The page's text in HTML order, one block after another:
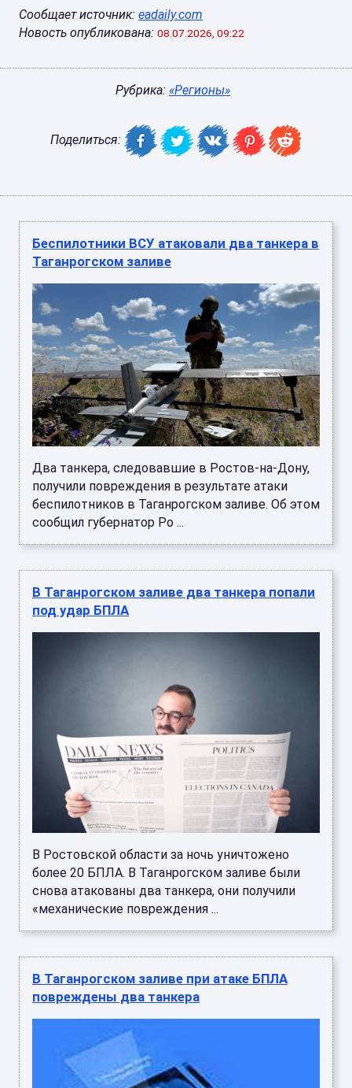
Сообщает источник: eadaily.com
Новость опубликована: 08.07.2026, 09:22
Рубрика: «Регионы»
Поделиться:
Беспилотники ВСУ атаковали два танкера в
Таганрогском заливе
Два танкера, следовавшие в Ростов-на-Дону,
получили повреждения в результате атаки
беспилотников в Таганрогском заливе. Об этом
сообщил губернатор Ро ...
В Таганрогском заливе два танкера попали
под удар БПЛА
В Ростовской области за ночь уничтожено
более 20 БПЛА. В Таганрогском заливе были
снова атакованы два танкера, они получили
«механические повреждения ...
В Таганрогском заливе при атаке БПЛА
повреждены два танкера